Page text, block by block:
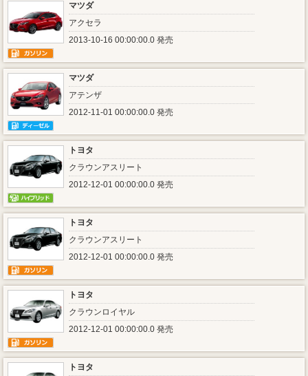
マツダ
アクセラ
2013-10-16 00:00:00.0 発売
マツダ
アテンザ
2012-11-01 00:00:00.0 発売
トヨタ
クラウンアスリート
2012-12-01 00:00:00.0 発売
トヨタ
クラウンアスリート
2012-12-01 00:00:00.0 発売
トヨタ
クラウンロイヤル
2012-12-01 00:00:00.0 発売
トヨタ